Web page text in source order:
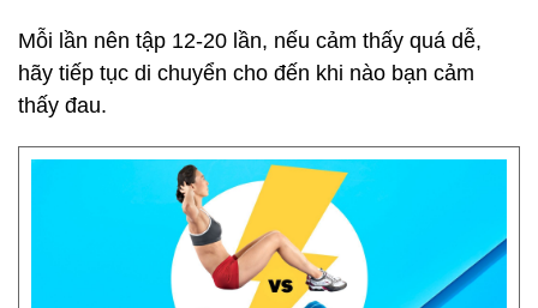
Mỗi lần nên tập 12-20 lần, nếu cảm thấy quá dễ,
hãy tiếp tục di chuyển cho đến khi nào bạn cảm
thấy đau.